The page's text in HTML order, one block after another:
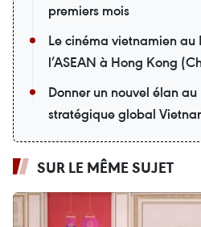
premiers mois
Le cinéma vietnamien au
l’ASEAN à Hong Kong
Donner un nouvel élan
stratégique global
SUR LE MÊME SUJET